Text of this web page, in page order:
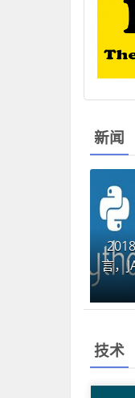
新闻
言，
技术